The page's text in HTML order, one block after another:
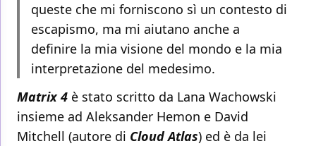
queste che mi forniscono sì un contesto di
escapismo, ma mi aiutano anche a
definire la mia visione del mondo e la mia
interpretazione del medesimo.
Matrix 4 è stato scritto da Lana Wachowski
insieme ad Aleksander Hemon e David
Mitchell (autore di Cloud Atlas) ed è da lei